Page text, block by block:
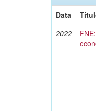
Data
2022